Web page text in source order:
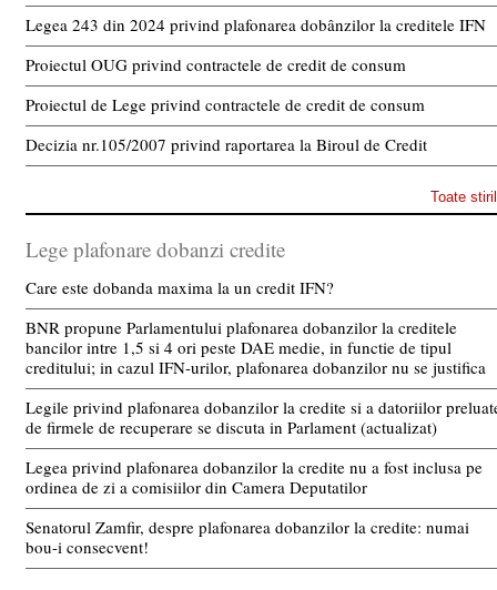
Legea 243 din 2024 privind plafonarea dobânzilor la creditele IFN
Proiectul OUG privind contractele de credit de consum
Proiectul de Lege privind contractele de credit de consum
Decizia nr.105/2007 privind raportarea la Biroul de Credit
Toate
Lege plafonare dobanzi credite
Care este dobanda maxima la un credit IFN?
BNR propune Parlamentului plafonarea dobanzilor la creditele
bancilor intre 1,5 si 4 ori peste DAE medie, in functie de tipul
creditului; in cazul IFN-urilor, plafonarea dobanzilor nu se justifica
Legile privind plafonarea dobanzilor la credite si a datoriilor
de firmele de recuperare se discuta in Parlament (actualizat)
Legea privind plafonarea dobanzilor la credite nu a fost inclusa pe
ordinea de zi a comisiilor din Camera Deputatilor
Senatorul Zamfir, despre plafonarea dobanzilor la credite: numai
bou-i consecvent!